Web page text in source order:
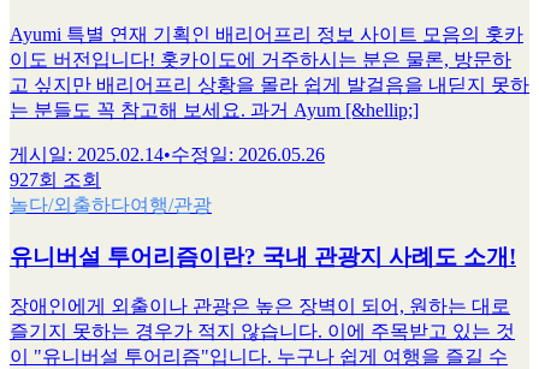
Ayumi 특별 연재 기획인 배리어프리 정보 사이트 모음의 홋카
이도 버전입니다! 홋카이도에 거주하시는 분은 물론, 방문하
고 싶지만 배리어프리 상황을 몰라 쉽게 발걸음을 내딛지 못하
는 분들도 꼭 참고해 보세요. 과거 Ayum [&hellip;]
게시일: 2025.02.14•수정일: 2026.05.26
927회 조회
놀다/외출하다여행/관광
유니버설 투어리즘이란? 국내 관광지 사례도 소개!
장애인에게 외출이나 관광은 높은 장벽이 되어, 원하는 대로
즐기지 못하는 경우가 적지 않습니다. 이에 주목받고 있는 것
이 "유니버설 투어리즘"입니다. 누구나 쉽게 여행을 즐길 수